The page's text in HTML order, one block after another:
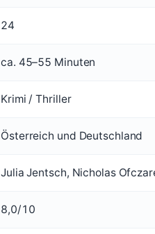
24
ca. 45–55 Minuten
Krimi / Thriller
Österreich und Deutschland
Julia Jentsch, Nicholas
8,0/10